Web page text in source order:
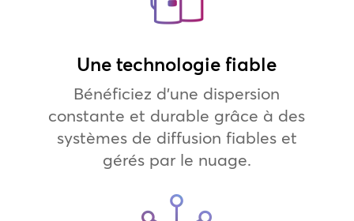
Une technologie fiable
Bénéficiez d’une dispersion
constante et durable grâce à des
systèmes de diffusion fiables et
gérés par le nuage.